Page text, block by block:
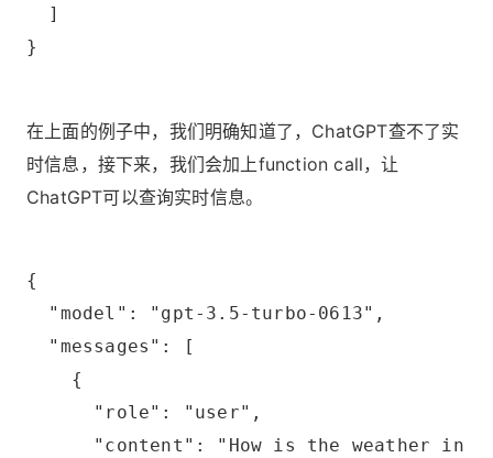
  ]
}
在上面的例子中，我们明确知道了，ChatGPT查不了实
时信息，接下来，我们会加上function call，让
ChatGPT可以查询实时信息。
{
  "model": "gpt-3.5-turbo-0613",
  "messages": [
    {
      "role": "user",
"content": "How is the weather in